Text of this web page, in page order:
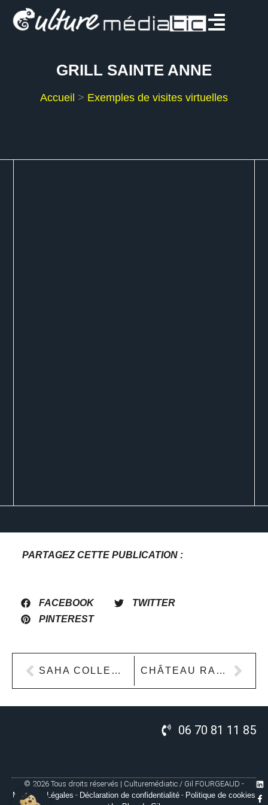
GRILL SAINTE ANNE
Accueil > Exemples de visites virtuelles
PARTAGEZ CETTE PUBLICATION :
FACEBOOK
TWITTER
PINTEREST
SAHA COLLECTIONS CHÂTEAU RAOUL
06 70 81 11 85
© 2026 Tous droits réservés | Culturemédiatic / Gil FOURGEAUD -
Mentions Légales - Déclaration de confidentialité - Politique de cookies